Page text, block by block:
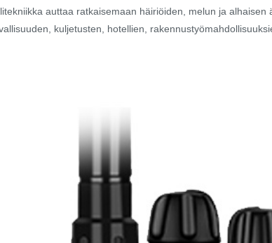
auttaa ratkaisemaan häiriöiden, melun ja
kuljetusten, hotellien,